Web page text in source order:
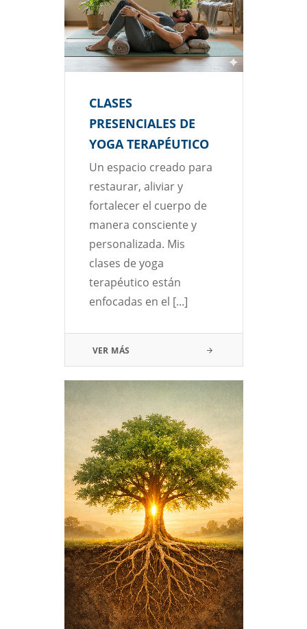
CLASES
PRESENCIALES DE
YOGA TERAPÉUTICO
Un espacio creado para
restaurar, aliviar y
fortalecer el cuerpo de
manera consciente y
personalizada. Mis
clases de yoga
terapéutico están
enfocadas en el [...]
VER MÁS